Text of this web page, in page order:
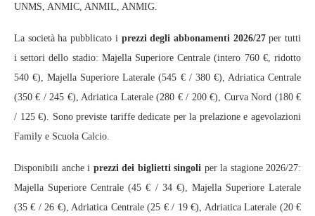
UNMS, ANMIC, ANMIL, ANMIG.
La società ha pubblicato i prezzi degli abbonamenti 2026/27per tutti
i settori dello stadio: Majella Superiore Centrale (intero 760 €, ridotto
540 €), Majella Superiore Laterale (545 € / 380 €), Adriatica Centrale
(350 € / 245 €), Adriatica Laterale (280 € / 200 €), Curva Nord (180 €
/ 125 €). Sono previste tariffe dedicate per la prelazione e agevolazioni
Family e Scuola Calcio.
Disponibili anche i prezzi dei biglietti singoli per la stagione 2026/27:
Majella Superiore Centrale (45 € / 34 €), Majella Superiore Laterale
(35 € / 26 €), Adriatica Centrale (25 € / 19 €), Adriatica Laterale (20 €